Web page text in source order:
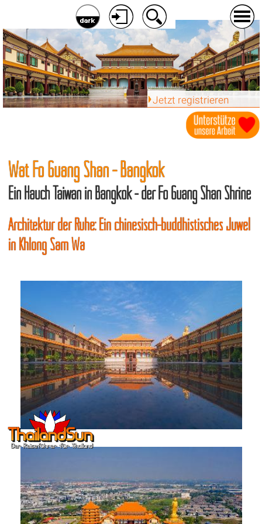
Jetzt registrieren
Wat Fo Guang Shan - Bangkok
Ein Hauch Taiwan in Bangkok - der Fo Guang Shan Shrine
Architektur der Ruhe: Ein chinesisch-buddhistisches Juwel
in Khlong Sam Wa